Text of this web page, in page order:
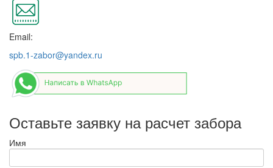
Email:
spb.1-zabor@yandex.ru
Оставьте заявку на расчет забора
Имя